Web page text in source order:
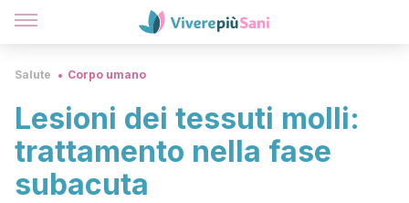
Salute Corpo umano
Lesioni dei tessuti molli:
trattamento nella fase
subacuta